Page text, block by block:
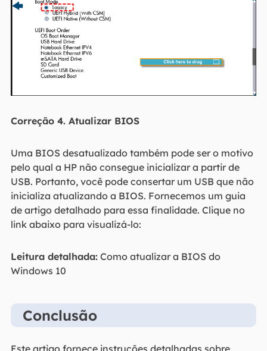
Correção 4. Atualizar BIOS
Uma BIOS desatualizado também pode ser o motivo
pelo qual a HP não consegue inicializar a partir de
USB. Portanto, você pode consertar um USB que não
inicializa atualizando a BIOS. Fornecemos um guia
de artigo detalhado para essa finalidade. Clique no
link abaixo para visualizá-lo:
Leitura detalhada:Como atualizar a BIOS do
Windows 10
Conclusão